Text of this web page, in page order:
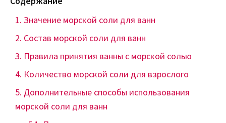
Значение морской соли для ванн
Состав морской соли для ванн
Правила принятия ванны с морской солью
Количество морской соли для взрослого
Дополнительные способы использования
морской соли для ванн